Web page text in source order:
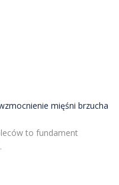
mięśni brzucha
to fundament